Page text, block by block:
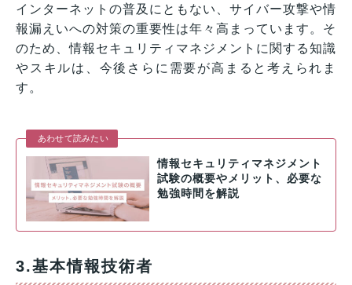
インターネットの普及にともない、サイバー攻撃や情
報漏えいへの対策の重要性は年々高まっています。そ
のため、情報セキュリティマネジメントに関する知識
やスキルは、今後さらに需要が高まると考えられま
す。
あわせて読みたい
情報セキュリティマネジメント
試験の概要やメリット、必要な
勉強時間を解説
3.基本情報技術者